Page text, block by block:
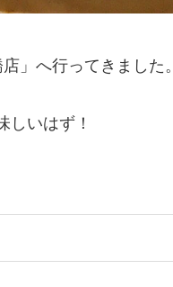
」へ行ってきました。
しいはず！